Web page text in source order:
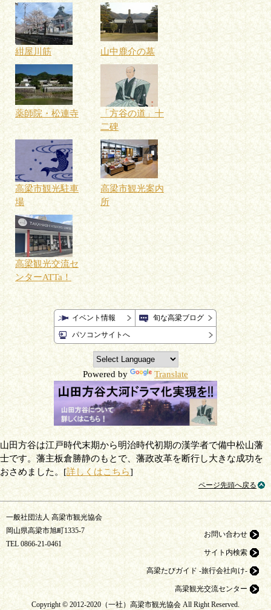
紺屋川筋 山中鹿介の墓
薬師院・松連寺
「方谷の道」十
二碑
高梁市観光駐車
場
高梁市観光案内
所
高梁観光交流セ
ンターATTa！
イベント情報
旬な高梁ブログ
パソコンサイトへ
Powered by Translate
山田方谷は江戸時代末期から明治時代初期の漢学者で備中松山藩
士です。藩主板倉勝静のもとで、藩政改革を断行し大きな成功を
おさめました。[詳しくはこちら]
ページ先頭へ戻る
一般社団法人 高梁市観光協会
岡山県高梁市旭町1335-7
TEL 0866-21-0461
お問い合わせ
サイト内検索
高梁たびガイド -旅行会社向け-
高梁観光交流センター
Copyright © 2012-2020（一社）高梁市観光協会 All Right Reserved.